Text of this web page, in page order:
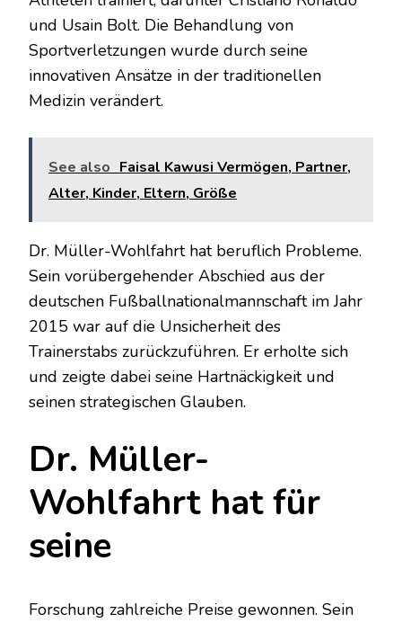
und Usain Bolt. Die Behandlung von
Sportverletzungen wurde durch seine
innovativen Ansätze in der traditionellen
Medizin verändert.
See also Faisal Kawusi Vermögen, Partner,
Alter, Kinder, Eltern, Größe
Dr. Müller-Wohlfahrt hat beruflich Probleme.
Sein vorübergehender Abschied aus der
deutschen Fußballnationalmannschaft im Jahr
2015 war auf die Unsicherheit des
Trainerstabs zurückzuführen. Er erholte sich
und zeigte dabei seine Hartnäckigkeit und
seinen strategischen Glauben.
Dr. Müller-
Wohlfahrt hat für
seine
Forschung zahlreiche Preise gewonnen. Sein